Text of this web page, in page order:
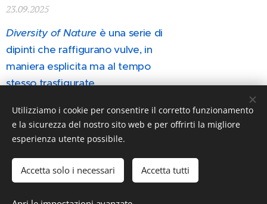
23.09.2025
Diversity of Nature è una serie di
dipinti che raffigurano vulve, in
maniera esplicita ma al tempo
stesso trasfigurate
Utilizziamo i cookie per consentire il corretto funzionamento
e la sicurezza del nostro sito web e per offrirti la migliore
esperienza utente possibile.
Accetta solo i necessari Accetta tutti